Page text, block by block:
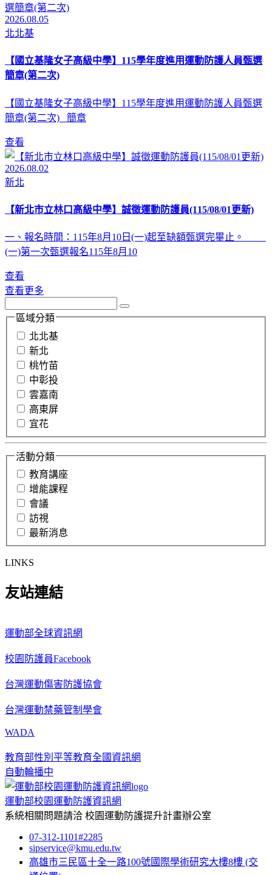
2026.08.05
北北基
【國立基隆女子高級中學】115學年度進用運動防護人員甄選
簡章(第二次)
【國立基隆女子高級中學】115學年度進用運動防護人員甄選
簡章(第二次) 簡章
查看
2026.08.02
新北
【新北市立林口高級中學】誠徵運動防護員(115/08/01更新)
一、報名時間：115年8月10日(一)起至缺額甄選完畢止。
(一)第一次甄選報名115年8月10
查看
查看更多
區域分類
北北基
新北
桃竹苗
中彰投
雲嘉南
高東屏
宜花
活動分類
教育講座
增能課程
會議
訪視
最新消息
LINKS
友站連結
運動部全球資訊網
校園防護員Facebook
台灣運動傷害防護協會
台灣運動禁藥管制學會
WADA
教育部性別平等教育全國資訊網
自動輪播中
運動部校園運動防護資訊網
系統相關問題請洽 校園運動防護提升計畫辦公室
07-312-1101#2285
sipservice@kmu.edu.tw
高雄市三民區十全一路100號國際學術研究大樓8樓 (交